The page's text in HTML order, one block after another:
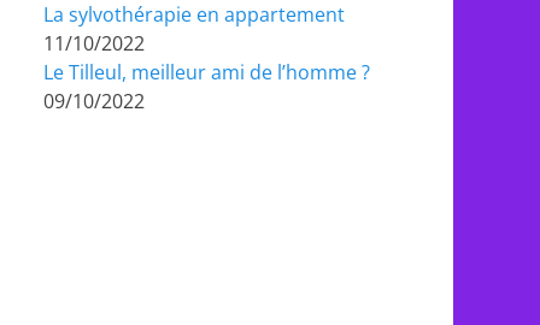
La sylvothérapie en appartement
11/10/2022
Le Tilleul, meilleur ami de l’homme ?
09/10/2022